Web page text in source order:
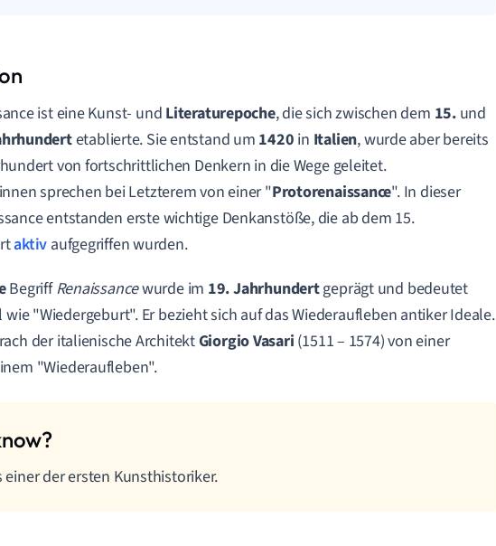
ist eine Kunst- und Literaturepoche, die sich zwischen dem 15.und
etablierte. Sie entstand um 1420 in Italien, wurde aber bereits
von fortschrittlichen Denkern in die Wege geleitet.
sprechen bei Letzterem von einer "Protorenaissance". In dieser
entstanden erste wichtige Denkanstöße, die ab dem 15.
aktiv aufgegriffen wurden.
BegriffRenaissancewurde im 19. Jahrhundertgeprägt und bedeutet
"Wiedergeburt". Er bezieht sich auf das Wiederaufleben antiker Ideale.
der italienische ArchitektGiorgio Vasari (1511 – 1574) von einer
"Wiederaufleben".
einer der ersten Kunsthistoriker.